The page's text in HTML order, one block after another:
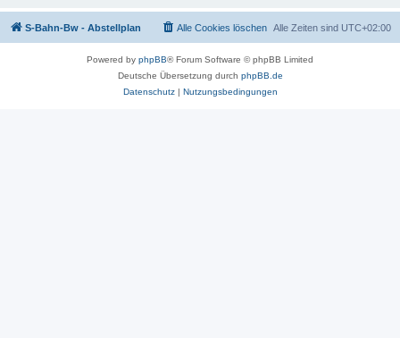
S-Bahn-Bw - Abstellplan Alle Zeiten sind UTC+02:00
Alle Cookies löschen
Powered by phpBB® Forum Software © phpBB Limited
Deutsche Übersetzung durch phpBB.de
Datenschutz| Nutzungsbedingungen